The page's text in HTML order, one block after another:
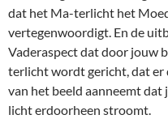
dat het Ma-terlicht het
vertegenwoordigt. En de
Vaderaspect dat door jouw
terlicht wordt gericht, dat er
van het beeld aanneemt
licht erdoorheen stroomt.